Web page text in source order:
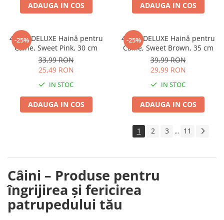
ADAUGA IN COS ADAUGA IN COS
-25%
4DOG DELUXE Haină pentru
Câine, Sweet Pink, 30 cm
33,99 RON
25,49 RON
IN STOC
ADAUGA IN COS
-25%
4DOG DELUXE Haină pentru
Câine, Sweet Brown, 35 cm
39,99 RON
29,99 RON
IN STOC
ADAUGA IN COS
1 2 3 ... 11
Câini – Produse pentru
îngrijirea și fericirea
patrupedului tău